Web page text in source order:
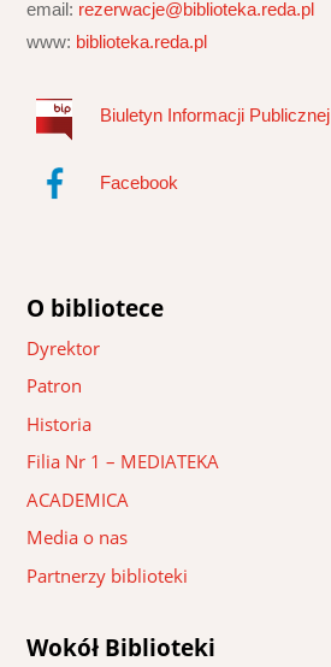
email: rezerwacje@biblioteka.reda.pl
www: biblioteka.reda.pl
Biuletyn Informacji Publicznej
Facebook
O bibliotece
Dyrektor
Patron
Historia
Filia Nr 1 – MEDIATEKA
ACADEMICA
Media o nas
Partnerzy biblioteki
Wokół Biblioteki